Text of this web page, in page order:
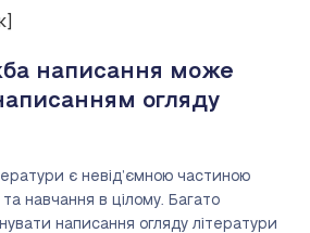
написання може
огляду
є невід’ємною частиною
навчання в цілому. Багато
написання огляду літератури